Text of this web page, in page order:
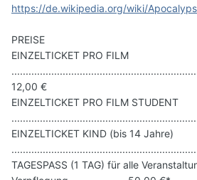
https://de.wikipedia.org/wiki/
PREISE
EINZELTICKET PRO FILM
12,00 €
EINZELTICKET PRO FILM STUDENT
EINZELTICKET KIND (bis 14 Jahre)
TAGESPASS (1 TAG) für alle